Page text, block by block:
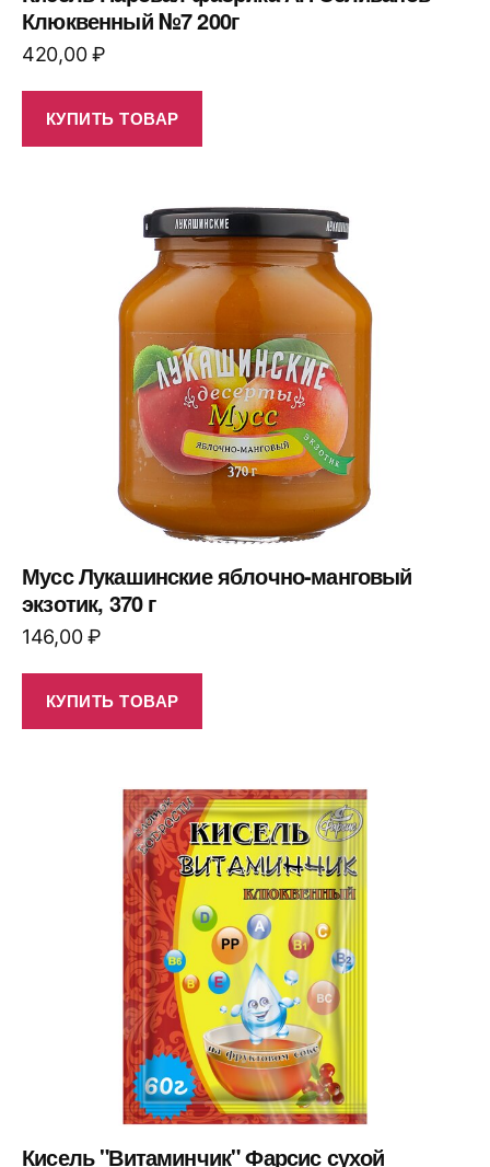
Клюквенный №7 200г
420,00₽
КУПИТЬ ТОВАР
Мусс Лукашинские яблочно-манговый
экзотик, 370 г
146,00₽
КУПИТЬ ТОВАР
Кисель "Витаминчик" Фарсис сухой